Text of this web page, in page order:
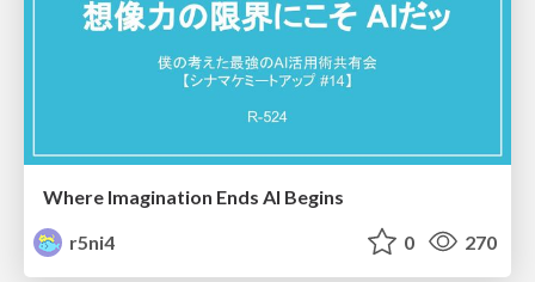
Where Imagination Ends AI Begins
r5ni4
0 270